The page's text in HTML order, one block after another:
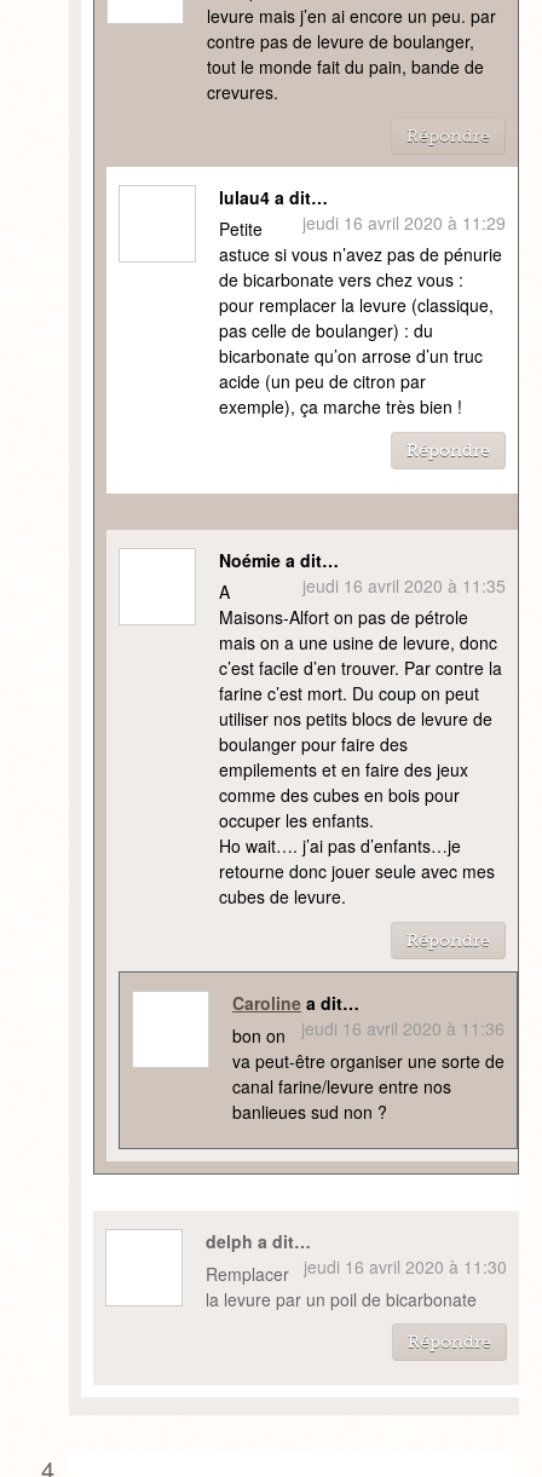
levure mais j’en ai encore un peu. par
contre pas de levure de boulanger,
tout le monde fait du pain, bande de
crevures.
Répondre
lulau4 a dit…
jeudi 16 avril 2020 à 11:29
Petite
astuce si vous n’avez pas de pénurie
de bicarbonate vers chez vous :
pour remplacer la levure (classique,
pas celle de boulanger) : du
bicarbonate qu’on arrose d’un truc
acide (un peu de citron par
exemple), ça marche très bien !
Répondre
Noémie a dit…
jeudi 16 avril 2020 à 11:35
A
Maisons-Alfort on pas de pétrole
mais on a une usine de levure, donc
c’est facile d’en trouver. Par contre la
farine c’est mort. Du coup on peut
utiliser nos petits blocs de levure de
boulanger pour faire des
empilements et en faire des jeux
comme des cubes en bois pour
occuper les enfants.
Ho wait…. j’ai pas d’enfants…je
retourne donc jouer seule avec mes
cubes de levure.
Répondre
Carolinea dit…
jeudi 16 avril 2020 à 11:36
bon on
va peut-être organiser une sorte de
canal farine/levure entre nos
banlieues sud non ?
delph a dit…
jeudi 16 avril 2020 à 11:30
Remplacer
la levure par un poil de bicarbonate
Répondre